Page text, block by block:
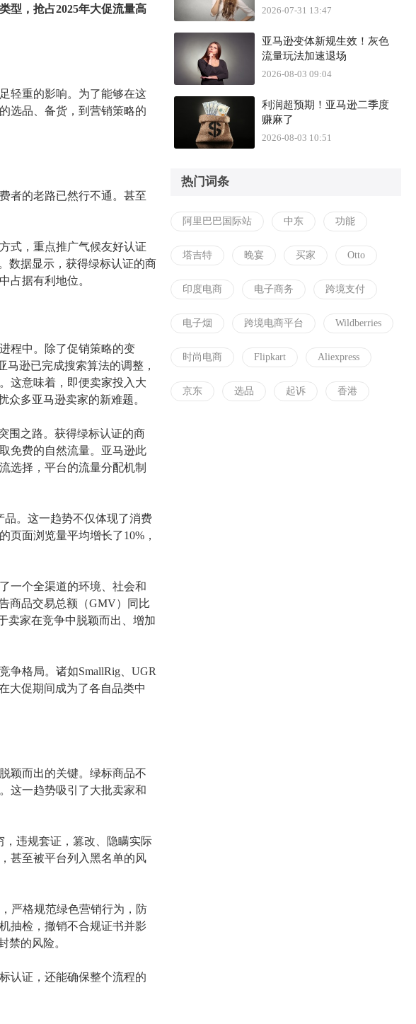
型，抢占2025年大促流量高
轻重的影响。为了能够在这
选品、备货，到营销策略的
者的老路已然行不通。甚至
式，重点推广气候友好认证
数据显示，获得绿标认证的商
占据有利地位。
程中。除了促销策略的变
马逊已完成搜索算法的调整，
这意味着，即便卖家投入大
众多亚马逊卖家的新难题。
围之路。获得绿标认证的商
免费的自然流量。亚马逊此
选择，平台的流量分配机制
品。这一趋势不仅体现了消费
面浏览量平均增长了10%，
一个全渠道的环境、社会和
商品交易总额（GMV）同比
卖家在竞争中脱颖而出、增加
争格局。诸如SmallRig、UGR
大促期间成为了各自品类中
颖而出的关键。绿标商品不
这一趋势吸引了大批卖家和
，违规套证，篡改、隐瞒实际
甚至被平台列入黑名单的风
严格规范绿色营销行为，防
抽检，撤销不合规证书并影
禁的风险。
认证，还能确保整个流程的
2026-07-31 13:47
亚马逊变体新规生效！灰色
流量玩法加速退场
2026-08-03 09:04
利润超预期！亚马逊二季度
赚麻了
2026-08-03 10:51
热门词条
阿里巴巴国际站 中东 功能
塔吉特 晚宴 买家 Otto
印度电商 电子商务 跨境支付
电子烟 跨境电商平台 Wildberries
时尚电商 Flipkart Aliexpress
京东 选品 起诉 香港